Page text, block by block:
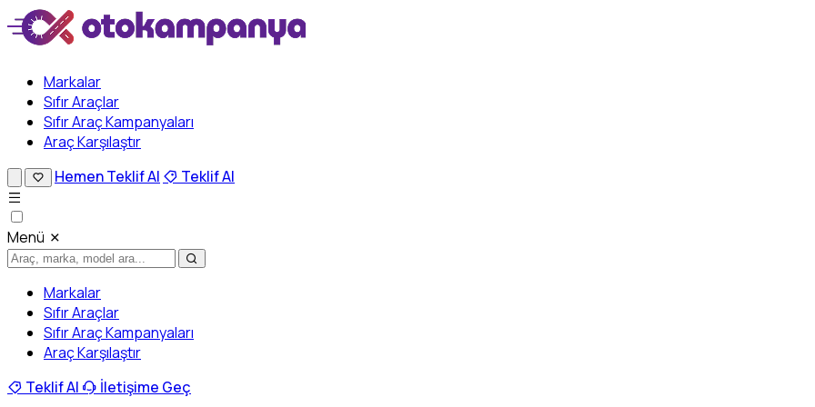
Markalar
Sıfır Araçlar
Sıfır Araç Kampanyaları
Araç Karşılaştır
Hemen Teklif Al
Teklif Al
Menü
Markalar
Sıfır Araçlar
Sıfır Araç Kampanyaları
Araç Karşılaştır
Teklif Al
İletişime Geç